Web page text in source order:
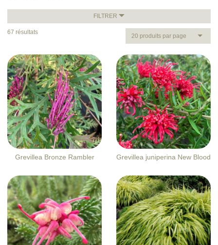
FILTRER
67 résultats
20 produits par page
Grevillea Bronze Rambler Grevillea juniperina New Blood